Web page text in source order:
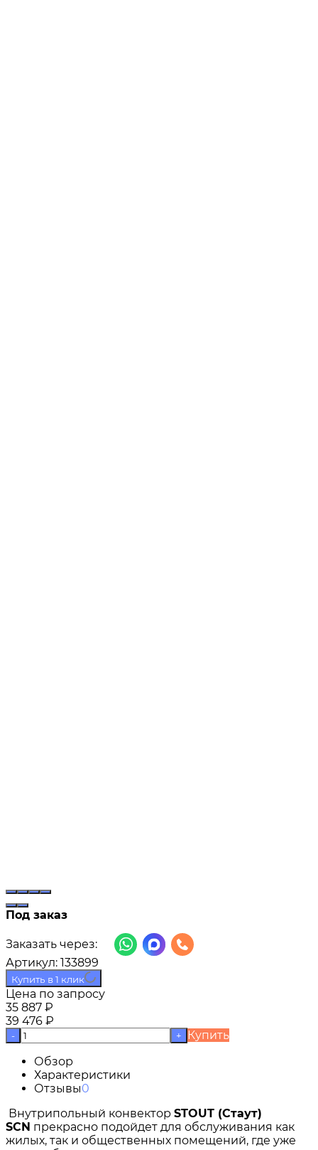
Под заказ
Заказать через:
Артикул: 133899
Купить в 1 клик
Цена по запросу
35 887 ₽
39 476 ₽
- +
Купить
Обзор
Характеристики
Отзывы0
Внутрипольный конвектор STOUT (Стаут)
SCN прекрасно подойдет для обслуживания как
жилых, так и общественных помещений, где уже